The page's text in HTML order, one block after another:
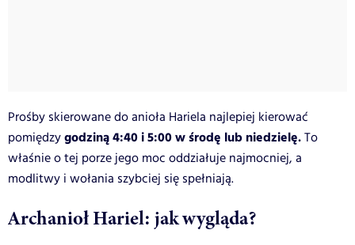
Prośby skierowane do anioła Hariela najlepiej kierować
pomiędzygodziną 4:40 i 5:00 w środę lub niedzielę.To
właśnie o tej porze jego moc oddziałuje najmocniej, a
modlitwy i wołania szybciej się spełniają.
Archanioł Hariel: jak wygląda?